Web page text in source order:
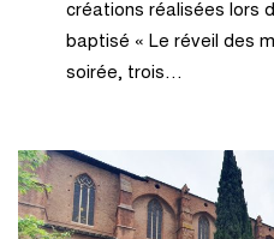
créations réalisées lors
baptisé « Le réveil des
soirée, trois…